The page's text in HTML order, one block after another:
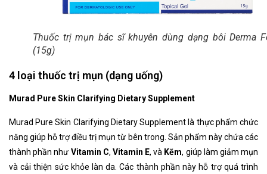
Thuốc trị mụn bác sĩ khuyên dùng dạng bôi Derma
(15g)
4 loại thuốc trị mụn (dạng uống)
Murad Pure Skin Clarifying Dietary Supplement
Murad Pure Skin Clarifying Dietary Supplement là thực phẩm chức
năng giúp hỗ trợ điều trị mụn từ bên trong. Sản phẩm này chứa các
thành phần như Vitamin C, Vitamin E, và Kẽm, giúp làm giảm mụn
và cải thiện sức khỏe làn da. Các thành phần này hỗ trợ quá trình